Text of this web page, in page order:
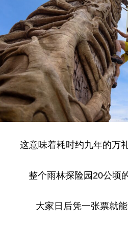
这意味着耗时约九年的万
整个雨林探险园20公顷
大家日后凭一张票就